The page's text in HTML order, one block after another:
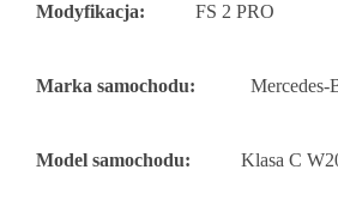
Modyfikacja: FS 2 PRO
Marka samochodu: Mercedes-
Model samochodu: Klasa C